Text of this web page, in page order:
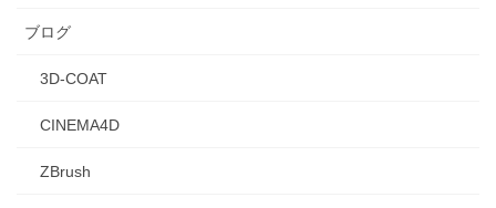
ブログ
3D-COAT
CINEMA4D
ZBrush